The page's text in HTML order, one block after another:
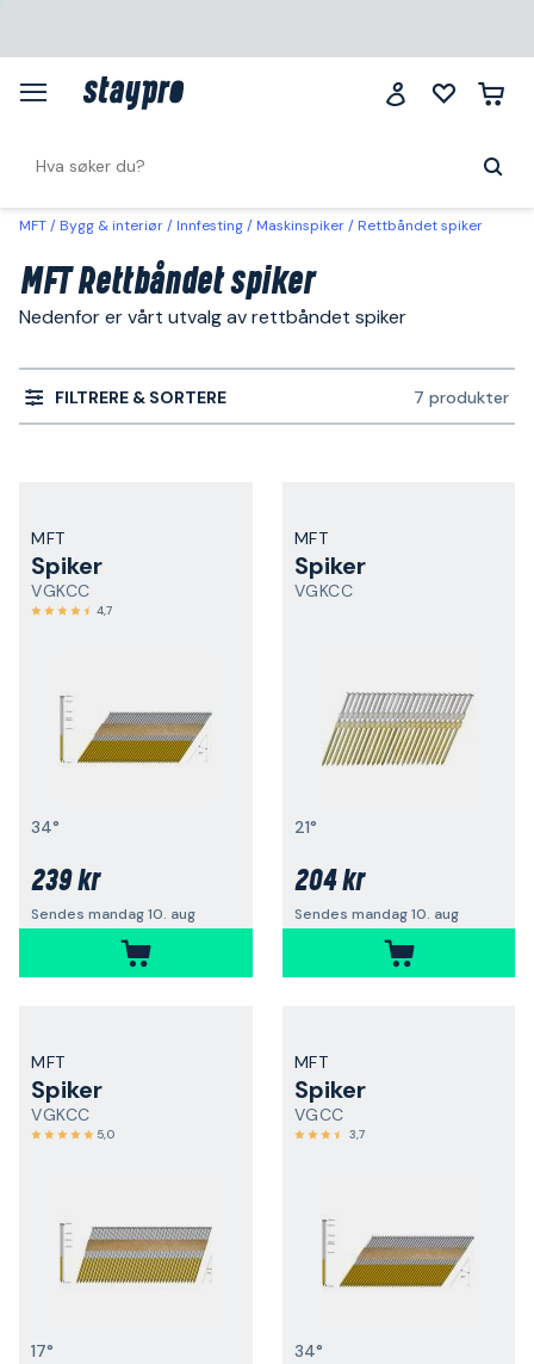
MFT Bygg & interiør Innfesting Maskinspiker Rettbåndet spiker
MFT Rettbåndet spiker
Nedenfor er vårt utvalg av rettbåndet spiker
FILTRERE & SORTERE 7 produkter
MFT
Spiker
VGKCC
4,7
34°
239 kr
Sendes mandag 10. aug
MFT
Spiker
VGKCC
21°
204 kr
Sendes mandag 10. aug
MFT
Spiker
VGKCC
5,0
17°
MFT
Spiker
VGCC
3,7
34°